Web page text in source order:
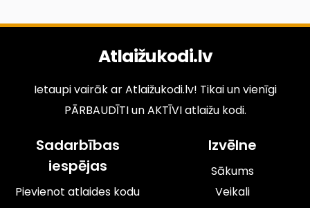
Atlaižukodi.lv
Ietaupi vairāk ar Atlaižukodi.lv! Tikai un vienīgi
PĀRBAUDĪTI un AKTĪVI atlaižu kodi.
Sadarbības
iespējas
Pievienot atlaides kodu
Izvēlne
Sākums
Veikali